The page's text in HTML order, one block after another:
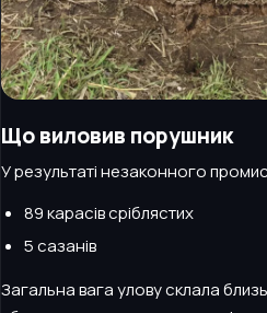
Що виловив порушник
У результаті незаконного
89 карасів сріблястих
5 сазанів
Загальна вага улову склала